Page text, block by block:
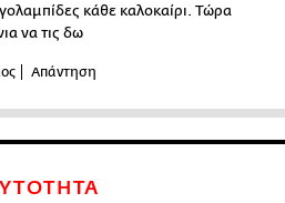
κάθε καλοκαίρι. Τώρα
να τις δω
Απάντηση